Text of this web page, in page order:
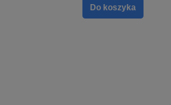
Do koszyka